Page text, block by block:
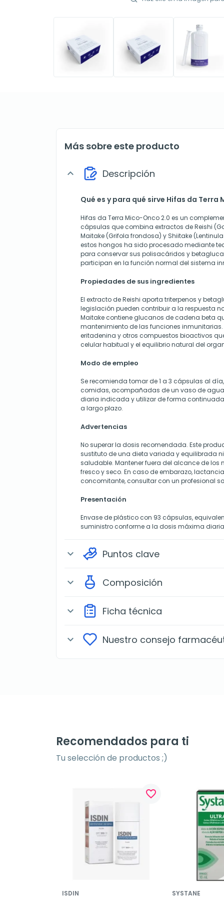
Más sobre este producto
expand_more Descripción
Qué es y para qué sirve Hifas da Terra
Hifas da Terra Mico-Onco 2.0 es un
cápsulas que combina extractos de Reishi
Maitake (Grifola frondosa) y Shiitake
estos hongos ha sido procesado mediante
para conservar sus polisacáridos y
participan en la función normal del sistema
Propiedades de sus ingredientes
El extracto de Reishi aporta triterpenos y
legislación pueden contribuir a la respuesta
Maitake contiene glucanos de cadena beta
mantenimiento de las funciones inmunitarias.
eritadenina y otros compuestos bioactivos
celular habitual y el equilibrio natural del
Modo de empleo
Se recomienda tomar de 1 a 3 cápsulas al
comidas, acompañadas de un vaso de
diaria indicada y utilizar de forma
a largo plazo.
Advertencias
No superar la dosis recomendada. Este
sustituto de una dieta variada y equilibrada
saludable. Mantener fuera del alcance de los
fresco y seco. En caso de embarazo,
concomitante, consultar con un profesional
Presentación
Envase de plástico con 93 cápsulas,
suministro conforme a la dosis máxima
expand_more Puntos clave
expand_more Composición
expand_more Ficha técnica
expand_more Nuestro consejo
Recomendados para ti
Tu selección de productos ;)
favorite_border
ISDIN SYSTANE